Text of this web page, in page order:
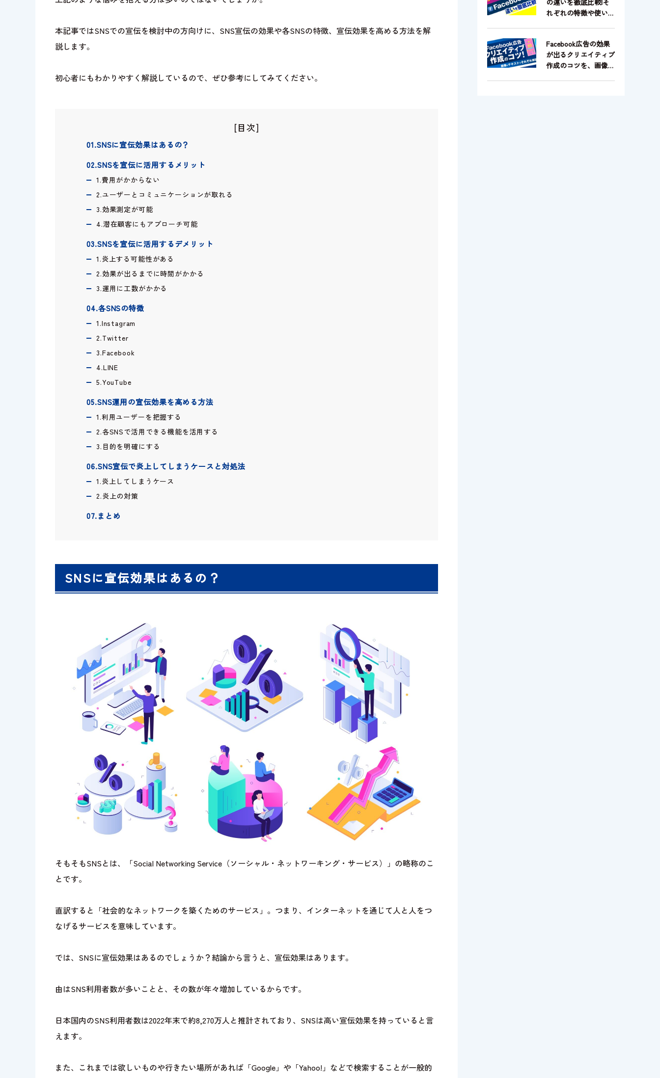
本記事ではSNSでの宣伝を検討中の方向けに、SNS宣伝の効果や各SNSの特徴、宣伝効果を高める方法を解
説します。
初心者にもわかりやすく解説しているので、ぜひ参考にしてみてください。
[目次]
01.SNSに宣伝効果はあるの？
02.SNSを宣伝に活用するメリット
1.費用がかからない
2.ユーザーとコミュニケーションが取れる
3.効果測定が可能
4.潜在顧客にもアプローチ可能
03.SNSを宣伝に活用するデメリット
1.炎上する可能性がある
2.効果が出るまでに時間がかかる
3.運用に工数がかかる
04.各SNSの特徴
1.Instagram
2.Twitter
3.Facebook
4.LINE
5.YouTube
05.SNS運用の宣伝効果を高める方法
1.利用ユーザーを把握する
2.各SNSで活用できる機能を活用する
3.目的を明確にする
06.SNS宣伝で炎上してしまうケースと対処法
1.炎上してしまうケース
2.炎上の対策
07.まとめ
SNSに宣伝効果はあるの？
そもそもSNSとは、「Social Networking Service（ソーシャル・ネットワーキング・サービス）」の略称のこ
とです。
直訳すると「社会的なネットワークを築くためのサービス」。つまり、インターネットを通じて人と人をつ
なげるサービスを意味しています。
では、SNSに宣伝効果はあるのでしょうか？結論から言うと、宣伝効果はあります。
由はSNS利用者数が多いことと、その数が年々増加しているからです。
日本国内のSNS利用者数は2022年末で約8,270万人と推計されており、SNSは高い宣伝効果を持っていると言
えます。
また、これまでは欲しいものや行きたい場所があれば「Google」や「Yahoo!」などで検索することが一般的
の違いを徹底比較|そ
れぞれの特徴や使い分
Facebook広告の効果
が出るクリエイティブ
作成のコツを、画像と